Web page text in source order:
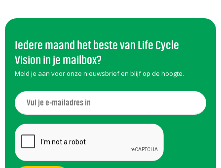
Iedere maand het beste van Life Cycle
Vision in je mailbox?
Meld je aan voor onze nieuwsbrief en blijf op de hoogte.